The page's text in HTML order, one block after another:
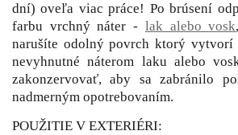
dní) oveľa viac práce! Po brúsení
farbu vrchný náter - lak alebo vosk
narušíte odolný povrch ktorý vytvorí
nevyhnutné náterom laku alebo
zakonzervovať, aby sa zabránilo
nadmerným opotrebovaním.
POUŽITIE V EXTERIÉRI: